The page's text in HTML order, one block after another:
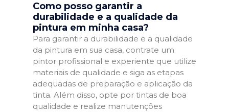
Como posso garantir a
durabilidade e a qualidade da
pintura em minha casa?
Para garantir a durabilidade e a qualidade
da pintura em sua casa, contrate um
pintor profissional e experiente que utilize
materiais de qualidade e siga as etapas
adequadas de preparação e aplicação da
tinta. Além disso, opte por tintas de boa
qualidade e realize manutenções